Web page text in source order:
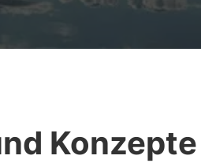
Konzepte